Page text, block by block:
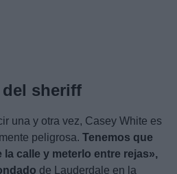
del sheriff
una y otra vez, Casey White es
peligrosa. Tenemos que
la calle y meterlo entre rejas»,
de Lauderdale en la